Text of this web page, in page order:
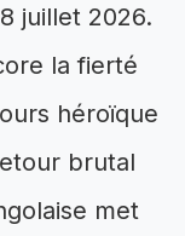
juillet 2026.
la fierté
héroïque
brutal
met